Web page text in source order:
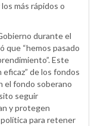
más rápidos o
durante el
que “hemos pasado
Este
eficaz” de los fondos
el fondo soberano
seguir
y protegen
para retener